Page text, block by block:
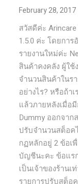
February 28, 2017
สวัสดีค่ะ
1.5.0 ค่ะ โดยกา
รายงานใหม่ค่ะ
สินค้าคงคลัง ผู้ใช้
จำนวนสินค้าในร
อย่างไร? หรือถ้า
แล้วภายหลังเมื่อ
Dummy ออกจา
ปรับจำนวนสต็อค
กฏหลักอยู่ 2 ข้อเ
บัญชีนะคะ ข้อแร
เป็นเจ้าของร้านเ
รายการปรับสต็อค